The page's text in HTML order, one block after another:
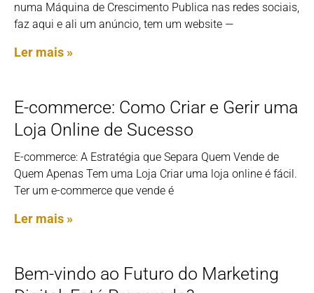
numa Máquina de Crescimento Publica nas redes sociais,
faz aqui e ali um anúncio, tem um website —
Ler mais »
E-commerce: Como Criar e Gerir uma
Loja Online de Sucesso
E-commerce: A Estratégia que Separa Quem Vende de
Quem Apenas Tem uma Loja Criar uma loja online é fácil.
Ter um e-commerce que vende é
Ler mais »
Bem-vindo ao Futuro do Marketing